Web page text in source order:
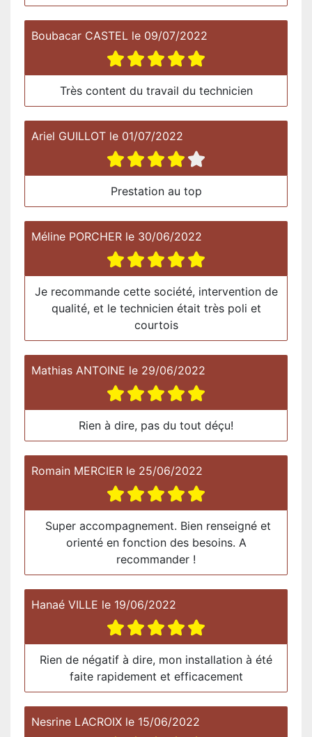
Boubacar CASTEL le 09/07/2022
Très content du travail du technicien
Ariel GUILLOT le 01/07/2022
Prestation au top
Méline PORCHER le 30/06/2022
Je recommande cette société, intervention de
qualité, et le technicien était très poli et
courtois
Mathias ANTOINE le 29/06/2022
Rien à dire, pas du tout déçu!
Romain MERCIER le 25/06/2022
Super accompagnement. Bien renseigné et
orienté en fonction des besoins. A
recommander !
Hanaé VILLE le 19/06/2022
Rien de négatif à dire, mon installation à été
faite rapidement et efficacement
Nesrine LACROIX le 15/06/2022